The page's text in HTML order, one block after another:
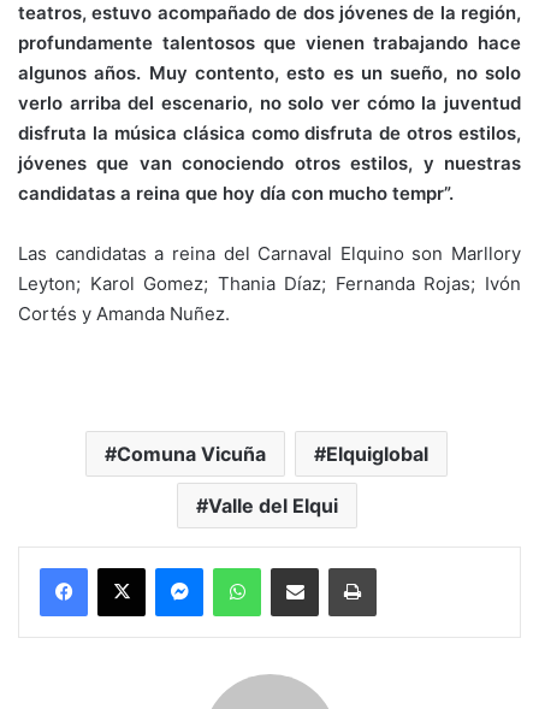
teatros, estuvo acompañado de dos jóvenes de la región,
profundamente talentosos que vienen trabajando hace
algunos años. Muy contento, esto es un sueño, no solo
verlo arriba del escenario, no solo ver cómo la juventud
disfruta la música clásica como disfruta de otros estilos,
jóvenes que van conociendo otros estilos, y nuestras
candidatas a reina que hoy día con mucho tempr”.
Las candidatas a reina del Carnaval Elquino son Marllory
Leyton; Karol Gomez; Thania Díaz; Fernanda Rojas; Ivón
Cortés y Amanda Nuñez.
Comuna Vicuña Elquiglobal
Valle del Elqui